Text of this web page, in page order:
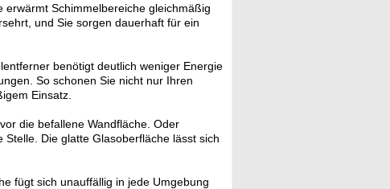
erwärmt Schimmelbereiche gleichmäßig
und Sie sorgen dauerhaft für ein
benötigt deutlich weniger Energie
So schonen Sie nicht nur Ihren
Einsatz.
die befallene Wandfläche. Oder
Die glatte Glasoberfläche lässt sich
fügt sich unauffällig in jede Umgebung